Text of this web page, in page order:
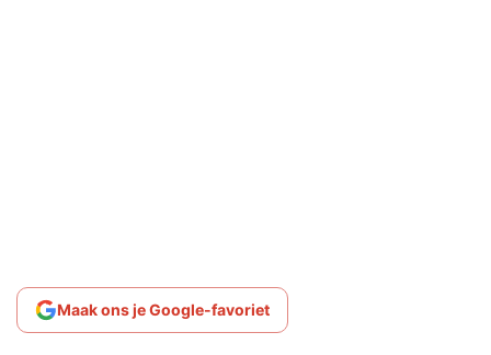
Maak ons je Google-favoriet